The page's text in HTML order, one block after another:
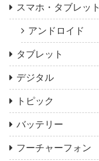
スマホ・タブレット
アンドロイド
タブレット
デジタル
トピック
バッテリー
フーチャーフォン